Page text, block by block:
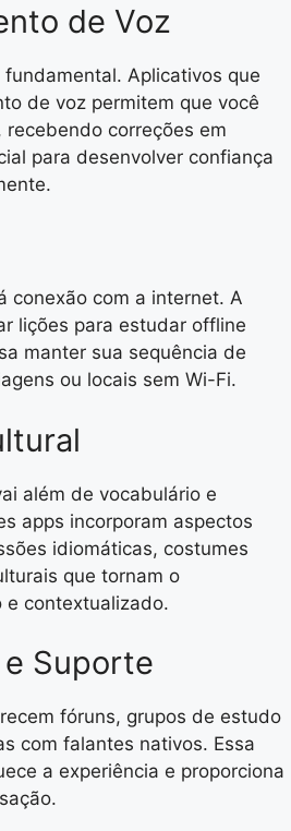
de Voz
Aplicativos que
de voz permitem que você
correções em
para desenvolver confiança
conexão com a internet. A
lições para estudar offline
manter sua sequência de
ou locais sem Wi-Fi.
além de vocabulário e
apps incorporam aspectos
idiomáticas, costumes
que tornam o
e contextualizado.
Suporte
fóruns, grupos de estudo
com falantes nativos. Essa
a experiência e proporciona